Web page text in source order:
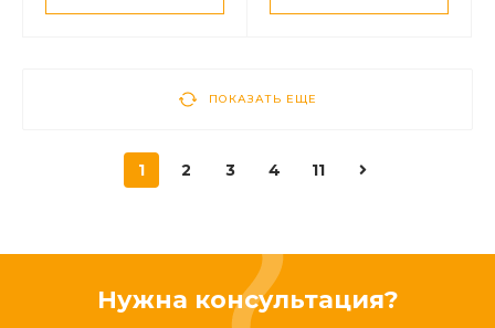
ПОКАЗАТЬ ЕЩЕ
1 2 3 4 11
Нужна консультация?